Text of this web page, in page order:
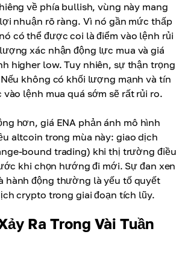
về phía bullish, vùng này mang
nhuận rõ ràng. Vì nó gần mức thấp
có thể được coi là điểm vào lệnh rủi
xác nhận động lực mua và giá
higher low. Tuy nhiên, sự thận trọng
không có khối lượng mạnh và tín
vào lệnh mua quá sớm sẽ rất rủi ro.
hơn, giá ENA phản ánh mô hình
altcoin trong mùa này: giao dịch
bound trading) khi thị trường điều
khi chọn hướng đi mới. Sự đan xen
hành động thường là yếu tố quyết
crypto trong giai đoạn tích lũy.
Ra Trong Vài Tuần